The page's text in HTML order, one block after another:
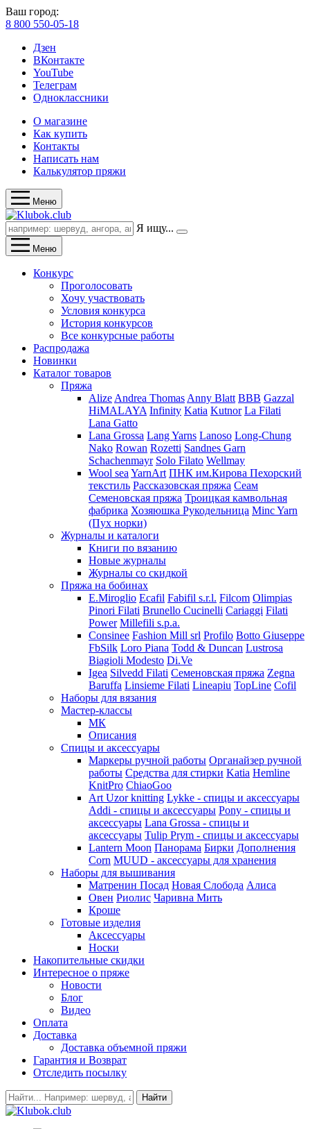
Ваш город:
8 800 550-05-18
Дзен
ВКонтакте
YouTube
Телеграм
Одноклассники
О магазине
Как купить
Контакты
Написать нам
Калькулятор пряжи
Меню
Я ищу...
Меню
Конкурс
Проголосовать
Хочу участвовать
Условия конкурса
История конкурсов
Все конкурсные работы
Распродажа
Новинки
Каталог товаров
Пряжа
Alize Andrea Thomas Anny Blatt BBB Gazzal
HiMALAYA Infinity Katia Kutnor La Filati
Lana Gatto
Lana Grossa Lang Yarns Lanoso Long-Chung
Nako Rowan Rozetti Sandnes Garn
Schachenmayr Solo Filato Wellmay
Wool sea YarnArt ПНК им.Кирова Пехорский
текстиль Рассказовская пряжа Сеам
Семеновская пряжа Троицкая камвольная
фабрика Хозяюшка Рукодельница Minc Yarn
(Пух норки)
Журналы и каталоги
Книги по вязанию
Новые журналы
Журналы со скидкой
Пряжа на бобинах
E.Miroglio Ecafil Fabifil s.r.l. Filcom Olimpias
Pinori Filati Brunello Cucinelli Cariaggi Filati
Power Millefili s.p.a.
Consinee Fashion Mill srl Profilo Botto Giuseppe
FbSilk Loro Piana Todd & Duncan Lustrosa
Biagioli Modesto Di.Ve
Igea Silvedd Filati Семеновская пряжа Zegna
Baruffa Linsieme Filati Lineapiu TopLine Cofil
Наборы для вязания
Мастер-классы
МК
Описания
Спицы и аксессуары
Маркеры ручной работы Органайзер ручной
работы Средства для стирки Katia Hemline
KnitPro ChiaoGoo
Art Uzor knitting Lykke - спицы и аксессуары
Addi - спицы и аксессуары Pony - спицы и
аксессуары Lana Grossa - спицы и
аксессуары Tulip Prym - спицы и аксессуары
Lantern Moon Панорама Бирки Дополнения
Corn MUUD - аксессуары для хранения
Наборы для вышивания
Матренин Посад Новая Слобода Алиса
Овен Риолис Чаривна Мить
Кроше
Готовые изделия
Аксессуары
Носки
Накопительные скидки
Интересное о пряже
Новости
Блог
Видео
Оплата
Доставка
Доставка объемной пряжи
Гарантия и Возврат
Отследить посылку
Найти